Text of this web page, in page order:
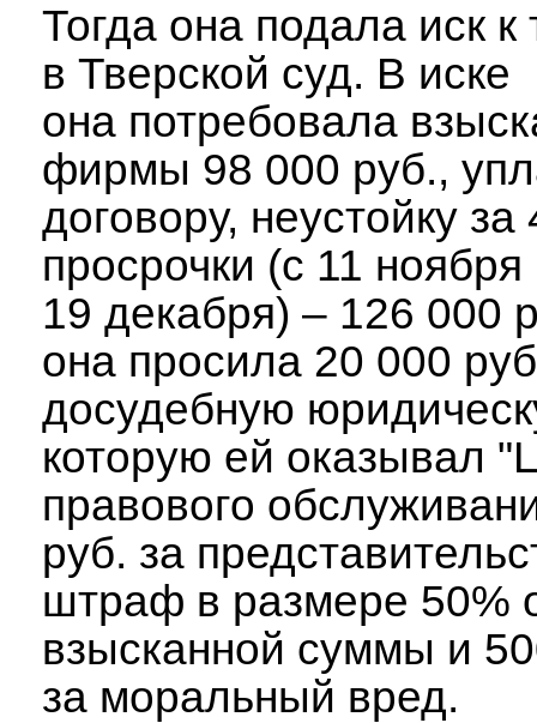
Тогда она подала иск
в Тверской суд. В иске
она потребовала
фирмы 98 000 руб.,
договору, неустойку за
просрочки (с 11 ноября
19 декабря) – 126 000
она просила 20 000
досудебную
которую ей оказывал
правового
руб. за
штраф в размере 50%
взысканной суммы и
за моральный вред.